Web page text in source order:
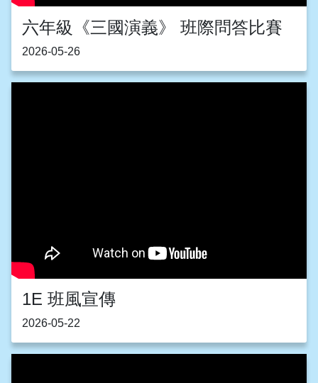
六年級《三國演義》 班際問答比賽
2026-05-26
1E 班風宣傳
2026-05-22